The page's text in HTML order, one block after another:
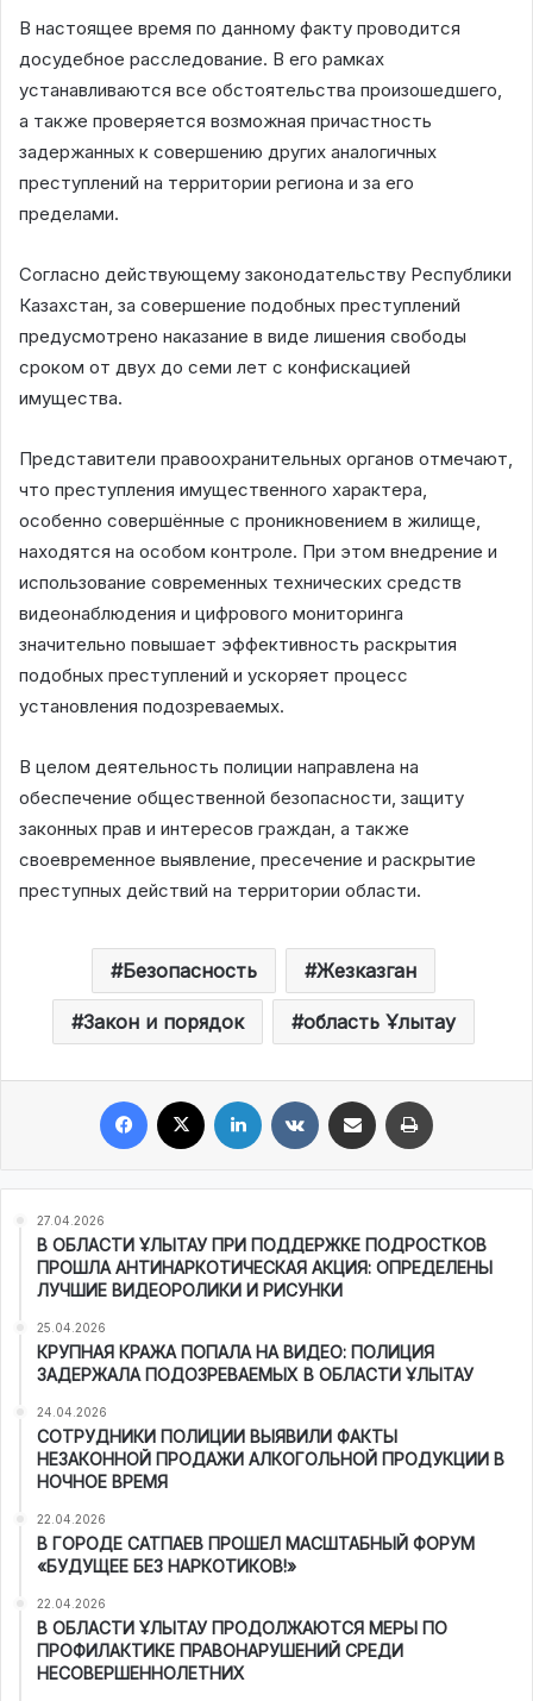
В настоящее время по данному факту проводится
досудебное расследование. В его рамках
устанавливаются все обстоятельства произошедшего,
а также проверяется возможная причастность
задержанных к совершению других аналогичных
преступлений на территории региона и за его
пределами.
Согласно действующему законодательству Республики
Казахстан, за совершение подобных преступлений
предусмотрено наказание в виде лишения свободы
сроком от двух до семи лет с конфискацией
имущества.
Представители правоохранительных органов отмечают,
что преступления имущественного характера,
особенно совершённые с проникновением в жилище,
находятся на особом контроле. При этом внедрение и
использование современных технических средств
видеонаблюдения и цифрового мониторинга
значительно повышает эффективность раскрытия
подобных преступлений и ускоряет процесс
установления подозреваемых.
В целом деятельность полиции направлена на
обеспечение общественной безопасности, защиту
законных прав и интересов граждан, а также
своевременное выявление, пресечение и раскрытие
преступных действий на территории области.
Безопасность Жезказган
Закон и порядок область Ұлытау
27.04.2026
В ОБЛАСТИ ҰЛЫТАУ ПРИ ПОДДЕРЖКЕ ПОДРОСТКОВ
ПРОШЛА АНТИНАРКОТИЧЕСКАЯ АКЦИЯ: ОПРЕДЕЛЕНЫ
ЛУЧШИЕ ВИДЕОРОЛИКИ И РИСУНКИ
25.04.2026
КРУПНАЯ КРАЖА ПОПАЛА НА ВИДЕО: ПОЛИЦИЯ
ЗАДЕРЖАЛА ПОДОЗРЕВАЕМЫХ В ОБЛАСТИ ҰЛЫТАУ
24.04.2026
СОТРУДНИКИ ПОЛИЦИИ ВЫЯВИЛИ ФАКТЫ
НЕЗАКОННОЙ ПРОДАЖИ АЛКОГОЛЬНОЙ ПРОДУКЦИИ В
НОЧНОЕ ВРЕМЯ
22.04.2026
В ГОРОДЕ САТПАЕВ ПРОШЕЛ МАСШТАБНЫЙ ФОРУМ
«БУДУЩЕЕ БЕЗ НАРКОТИКОВ!»
22.04.2026
В ОБЛАСТИ ҰЛЫТАУ ПРОДОЛЖАЮТСЯ МЕРЫ ПО
ПРОФИЛАКТИКЕ ПРАВОНАРУШЕНИЙ СРЕДИ
НЕСОВЕРШЕННОЛЕТНИХ